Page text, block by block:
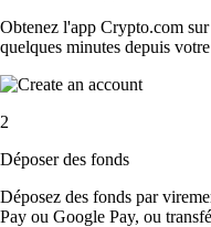
Obtenez l'app Crypto.com
quelques minutes depuis
2
Déposer des fonds
Déposez des fonds par
Pay ou Google Pay, ou